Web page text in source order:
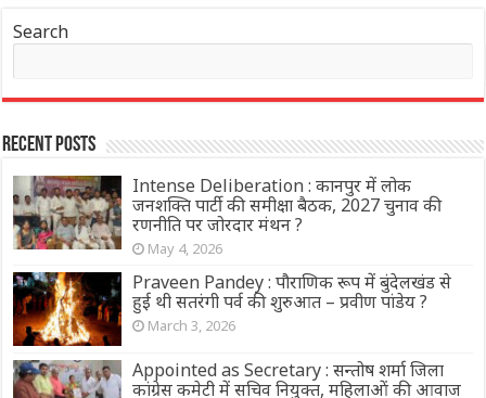
Search
Recent Posts
Intense Deliberation : कानपुर में लोक
जनशक्ति पार्टी की समीक्षा बैठक, 2027 चुनाव की
रणनीति पर जोरदार मंथन ?
May 4, 2026
Praveen Pandey : पौराणिक रूप में बुंदेलखंड से
हुई थी सतरंगी पर्व की शुरुआत – प्रवीण पांडेय ?
March 3, 2026
Appointed as Secretary : सन्तोष शर्मा जिला
कांग्रेस कमेटी में सचिव नियुक्त, महिलाओं की आवाज